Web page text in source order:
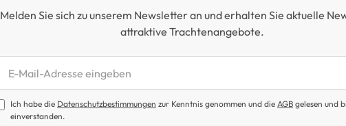
Melden Sie sich zu unserem Newsletter an und erhalten Sie aktuelle
attraktive Trachtenangebote.
Newsletter abonnieren
Ich habe die Datenschutzbestimmungen zur Kenntnis genommen und die AGB gelesen und
einverstanden.